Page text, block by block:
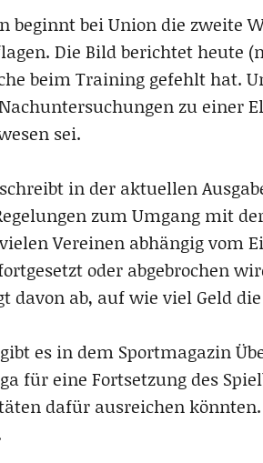
beginnt bei Union die zweite
Die Bild berichtet heute
beim Training gefehlt hat.
zu einer
sei.
in der aktuellen
zum Umgang mit
Vereinen abhängig vom
oder abgebrochen
davon ab, auf wie viel Geld
es in dem Sportmagazin
für eine Fortsetzung des
dafür ausreichen